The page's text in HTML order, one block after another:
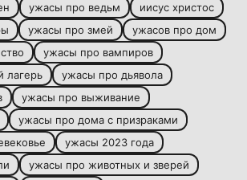
ужасы про ведьм
иисус христос
ужасы про змей
ужасов про дом
ужасы про вампиров
лагерь
ужасы про дьявола
ужасы про выживание
ужасы про дома с призраками
ужасы 2023 года
ужасы про животных и зверей